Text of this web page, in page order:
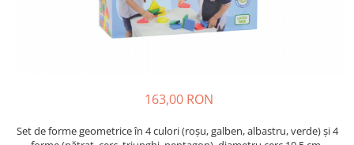
Biciclete si Triciclete
Biciclete Viking Challange
163,00 RON
Set de forme geometrice în 4 culori (roșu, galben, albastru, verde) și 4